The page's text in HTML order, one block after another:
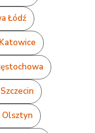
Łódź
Olsztyn